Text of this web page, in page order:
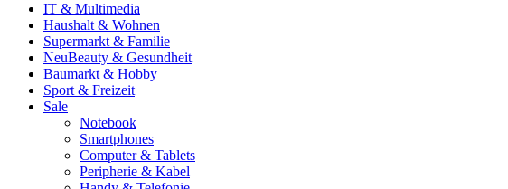
IT & Multimedia
Haushalt & Wohnen
Supermarkt & Familie
NeuBeauty & Gesundheit
Baumarkt & Hobby
Sport & Freizeit
Sale
Notebook
Smartphones
Computer & Tablets
Peripherie & Kabel